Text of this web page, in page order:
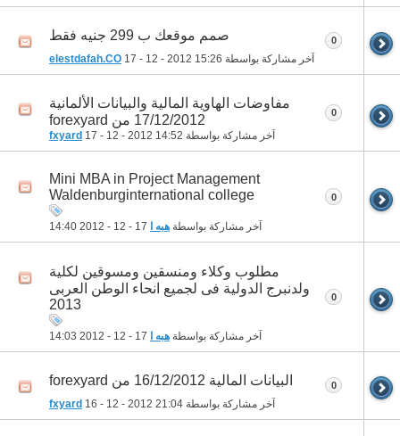
صمم موقعك ب 299 جنيه فقط
آخر مشاركة بواسطة elestdafah.CO 17 - 12 - 2012 15:26
0
مفاوضات الهاوية المالية والبيانات الألمانية
17/12/2012 من forexyard
آخر مشاركة بواسطة fxyard 17 - 12 - 2012 14:52
0
Mini MBA in Project Management
Waldenburginternational college
آخر مشاركة بواسطة هبه ا 14:40
0
مطلوب وكلاء ومنسقين ومسوقين لكلية
ولدنبرج الدولية فى لجميع انحاء الوطن العربى
2013
آخر مشاركة بواسطة هبه ا 14:03
0
البيانات المالية 16/12/2012 من forexyard
آخر مشاركة بواسطة fxyard 16 - 12 - 2012 21:04
0